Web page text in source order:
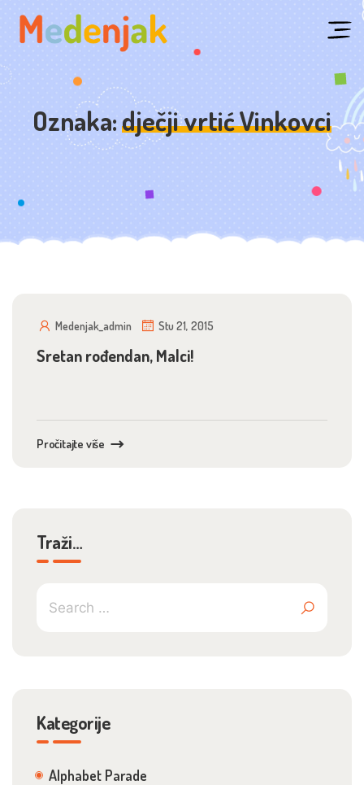
Skip
Oznaka:dječji vrtić Vinkovci
Medenjak_admin Stu 21, 2015
Sretan rođendan, Malci!
Pročitajte više
Traži…
Kategorije
Alphabet Parade